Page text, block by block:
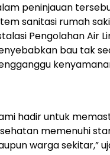
peninjauan
sanitasi rumah
Pengolahan Air
bau tak
hadir untuk
memenuhi
warga sekitar,”